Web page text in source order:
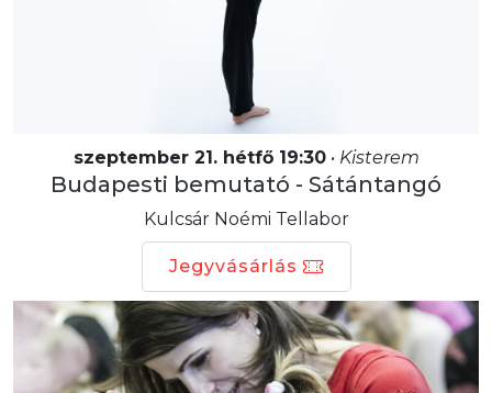
szeptember 21. hétfő 19:30• Kisterem
Budapesti bemutató - Sátántangó
Kulcsár Noémi Tellabor
Jegyvásárlás